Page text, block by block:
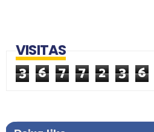
VISITAS
3 6 7 7 2 3 6